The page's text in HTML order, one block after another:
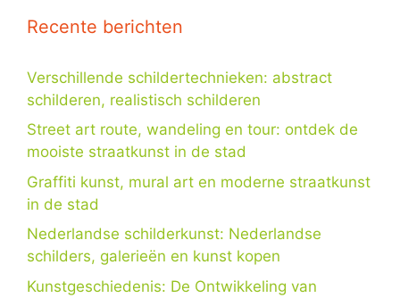
Recente berichten
Verschillende schildertechnieken: abstract
schilderen, realistisch schilderen
Street art route, wandeling en tour: ontdek de
mooiste straatkunst in de stad
Graffiti kunst, mural art en moderne straatkunst
in de stad
Nederlandse schilderkunst: Nederlandse
schilders, galerieën en kunst kopen
Kunstgeschiedenis: De Ontwikkeling van